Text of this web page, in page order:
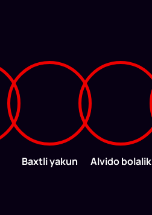
Baxtli yakun Alvido bolalik